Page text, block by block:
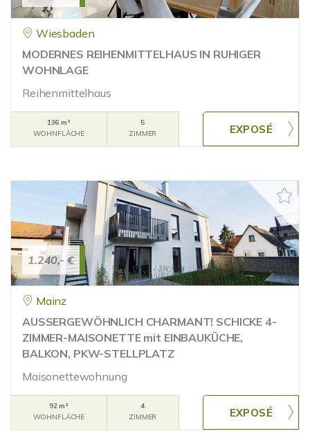
Wiesbaden
MODERNES REIHENMITTELHAUS IN RUHIGER
WOHNLAGE
Reihenmittelhaus
136 m²
WOHNFLÄCHE
5
ZIMMER
1.240,- €
Mainz
AUSSERGEWÖHNLICH CHARMANT! SCHICKE 4-
ZIMMER-MAISONETTE mit EINBAUKÜCHE,
BALKON, PKW-STELLPLATZ
Maisonettewohnung
92 m²
WOHNFLÄCHE
4
ZIMMER